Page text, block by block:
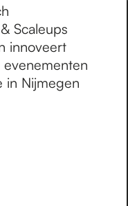
Scaleups
innoveert
evenementen
in Nijmegen